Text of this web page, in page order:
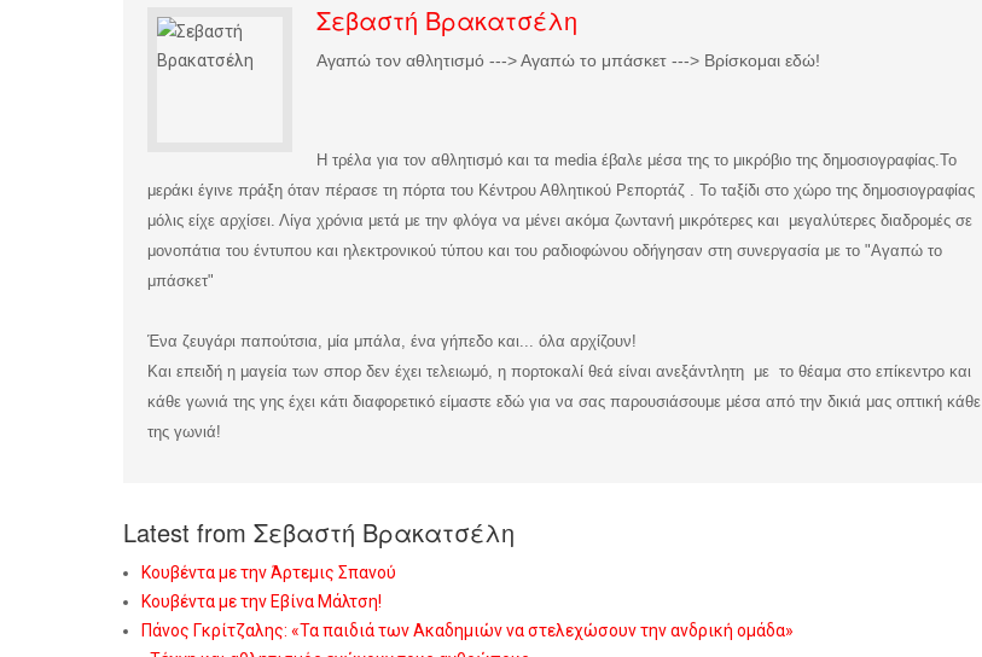
Σεβαστή Βρακατσέλη
Αγαπώ τον αθλητισμό ---> Αγαπώ το μπάσκετ ---> Βρίσκομαι εδώ!
Η τρέλα για τον αθλητισμό και τα media έβαλε μέσα της το μικρόβιο της δημοσιογραφίας. Το
μεράκι έγινε πράξη όταν πέρασε τη πόρτα του Κέντρου Αθλητικού Ρεπορτάζ . Το ταξίδι στο χώρο της δημοσιογραφίας
μόλις είχε αρχίσει. Λίγα χρόνια μετά με την φλόγα να μένει ακόμα ζωντανή μικρότερες και μεγαλύτερες διαδρομές σε
μονοπάτια του έντυπου και ηλεκτρονικού τύπου και του ραδιοφώνου οδήγησαν στη συνεργασία με το "Αγαπώ το
μπάσκετ"
Ένα ζευγάρι παπούτσια, μία μπάλα, ένα γήπεδο και... όλα αρχίζουν!
Και επειδή η μαγεία των σπορ δεν έχει τελειωμό, η πορτοκαλί θεά είναι ανεξάντλητη με το θέαμα στο επίκεντρο και
κάθε γωνιά της γης έχει κάτι διαφορετικό είμαστε εδώ για να σας παρουσιάσουμε μέσα από την δικιά μας οπτική κάθε
της γωνιά!
Latest from Σεβαστή Βρακατσέλη
Κουβέντα με την Άρτεμις Σπανού
Κουβέντα με την Εβίνα Μάλτση!
Πάνος Γκρίτζαλης: «Τα παιδιά των Ακαδημιών να στελεχώσουν την ανδρική ομάδα»